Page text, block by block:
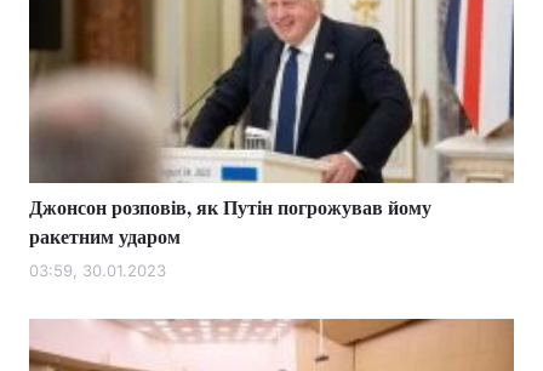
Джонсон розповів, як Путін погрожував йому
ракетним ударом
03:59, 30.01.2023